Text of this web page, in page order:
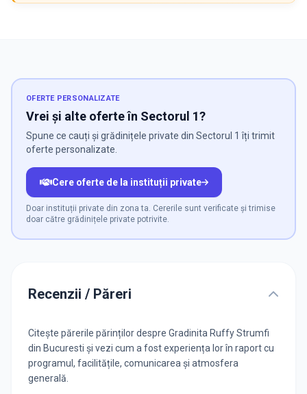
OFERTE PERSONALIZATE
Vrei și alte oferte în Sectorul 1?
Spune ce cauți și grădinițele private din Sectorul 1 îți trimit
oferte personalizate.
Cere oferte de la instituții private
Doar instituții private din zona ta. Cererile sunt verificate și trimise
doar către grădinițele private potrivite.
Recenzii / Păreri
Citește părerile părinților despre Gradinita Ruffy Strumfi
din Bucuresti și vezi cum a fost experiența lor în raport cu
programul, facilitățile, comunicarea și atmosfera
generală.